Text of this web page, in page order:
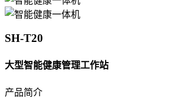
SH-T20
大型智能健康管理工作站
产品简介